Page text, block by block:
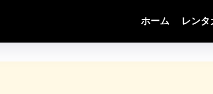
ホーム レンタ